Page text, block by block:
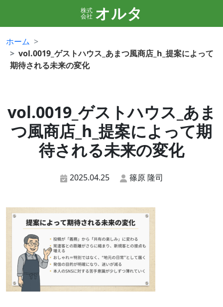
株式
会社 オルタ
ホーム
vol.0019_ゲストハウス_あまつ風商店_h_提案によって
期待される未来の変化
vol.0019_ゲストハウス_あま
つ風商店_h_提案によって期
待される未来の変化
2025.04.25 篠原 隆司